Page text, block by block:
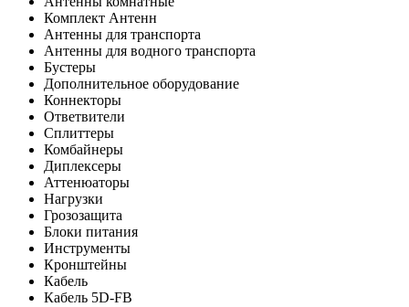
Комплект Антенн
Антенны для транспорта
Антенны для водного транспорта
Бустеры
Дополнительное оборудование
Коннекторы
Ответвители
Сплиттеры
Комбайнеры
Диплексеры
Аттенюаторы
Нагрузки
Грозозащита
Блоки питания
Инструменты
Кронштейны
Кабель
Кабель 5D-FB